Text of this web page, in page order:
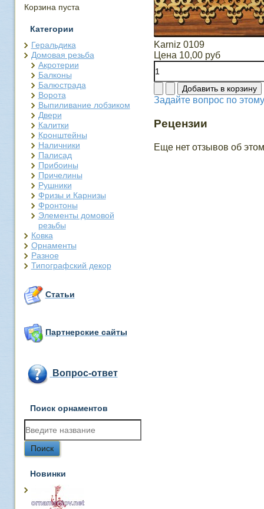
Корзина пуста
Категории
Геральдика
Домовая резьба
Акротерии
Балконы
Балюстрада
Ворота
Выпиливание лобзиком
Двери
Калитки
Кронштейны
Наличники
Палисад
Прибоины
Причелины
Рушники
Фризы и Карнизы
Фронтоны
Элементы домовой
резьбы
Ковка
Орнаменты
Разное
Типографский декор
Статьи
Партнерские сайты
Вопрос-ответ
Поиск орнаментов
Новинки
Karniz 0109
Цена 10,00 руб
Задайте вопрос по
Рецензии
Еще нет отзывов об